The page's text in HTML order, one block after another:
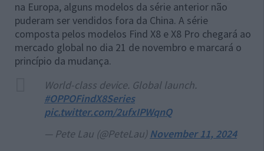
na Europa, alguns modelos da série anterior não
puderam ser vendidos fora da China. A série
composta pelos modelos Find X8 e X8 Pro chegará ao
mercado global no dia 21 de novembro e marcará o
princípio da mudança.
World-class device. Global launch.
#OPPOFindX8Series
pic.twitter.com/2ufxIPWqnQ
— Pete Lau (@PeteLau) November 11, 2024